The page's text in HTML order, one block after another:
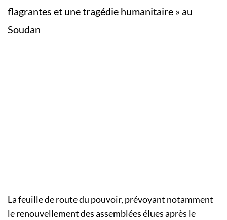
flagrantes et une tragédie humanitaire » au
Soudan
La feuille de route du pouvoir, prévoyant notamment
le renouvellement des assemblées élues après le